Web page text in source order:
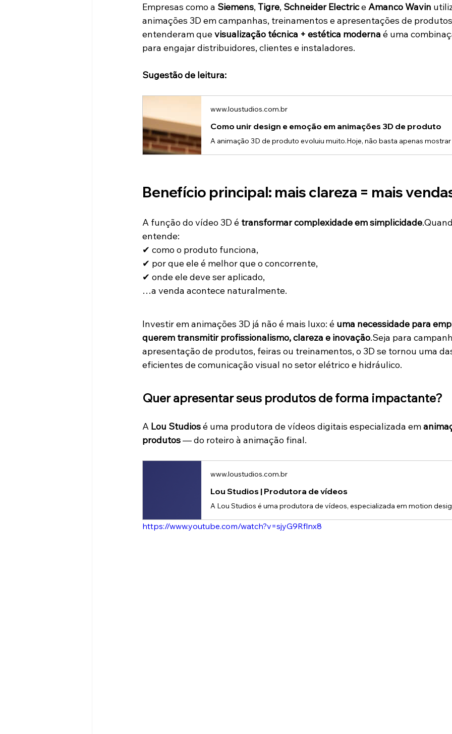
Empresas como a Siemens, Tigre, Schneider Electric e Amanco Wavin
animações 3D em campanhas, treinamentos e apresentações de
entenderam que visualização técnica + estética moderna é uma
para engajar distribuidores, clientes e instaladores.
Sugestão de leitura:
www.loustudios.com.br
Como unir design e emoção em animações 3D de produto
Benefício principal: mais clareza = mais
A função do vídeo 3D é transformar complexidade em simplicidade
entende:
✔ como o produto funciona,
✔ por que ele é melhor que o concorrente,
✔ onde ele deve ser aplicado,
…a venda acontece naturalmente.
Investir em animações 3D já não é mais luxo: é uma necessidade para
querem transmitir profissionalismo, clareza e inovação.Seja para
apresentação de produtos, feiras ou treinamentos, o 3D se tornou uma
eficientes de comunicação visual no setor elétrico e hidráulico.
Quer apresentar seus produtos de forma impactante?
A Lou Studios é uma produtora de vídeos digitais especializada em
produtos — do roteiro à animação final.
www.loustudios.com.br
Lou Studios | Produtora de vídeos
https://www.youtube.com/watch?v=sjyG9Rflnx8